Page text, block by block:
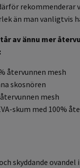
rekommenderar
än man vanligtvis
av ännu mer
återvunnen mesh
skosnören
mesh
skum med 100%
skyddande ovandel